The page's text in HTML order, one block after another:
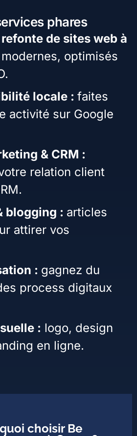
phares
de sites web à
optimisés
locale : faites
activité sur Google
& CRM :
relation client
blogging : articles
attirer vos
: gagnez du
process digitaux
: logo, design
en ligne.
choisir Be